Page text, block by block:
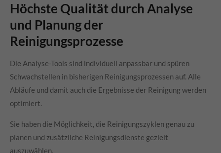
Höchste Qualität durch Analyse
und Planung der
Reinigungsprozesse
Die Analyse-Tools sind individuell anpassbar und spüren
Schwachstellen in bisherigen Reinigungsprozessen auf. Alle
Abläufe und damit auch die Ergebnisse der Reinigung werden
optimiert.
Sie haben die Möglichkeit, die Reinigungszyklen genau zu
planen und zusätzliche Reinigungsdienste gezielt
auszuwählen.